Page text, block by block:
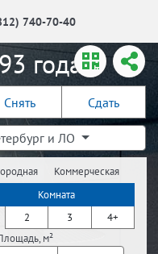
740-70-40
года!
Снять Сдать
и ЛО
Коммерческая
недвижимость
Комната
2 3
4+
м²